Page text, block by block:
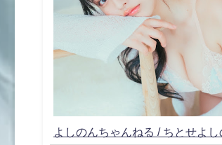
よしのんちゃんねる / ちとせよし